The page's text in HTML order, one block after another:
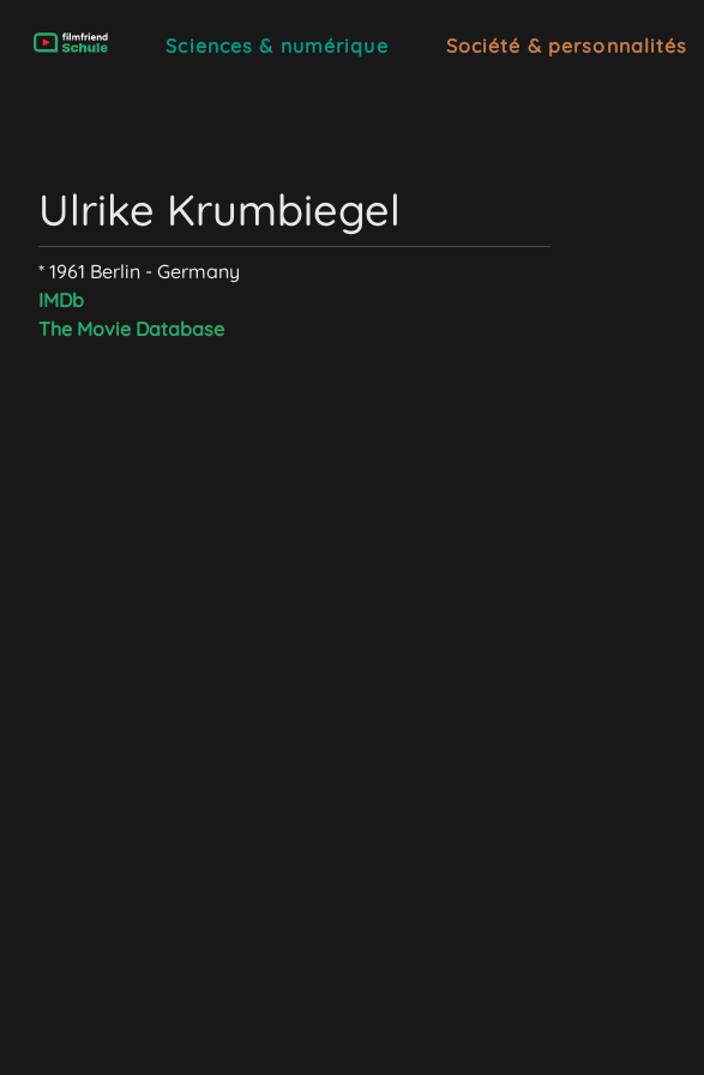
Sciences & numérique Société & personnalités
Ulrike Krumbiegel
* 1961 Berlin - Germany
IMDb
The Movie Database